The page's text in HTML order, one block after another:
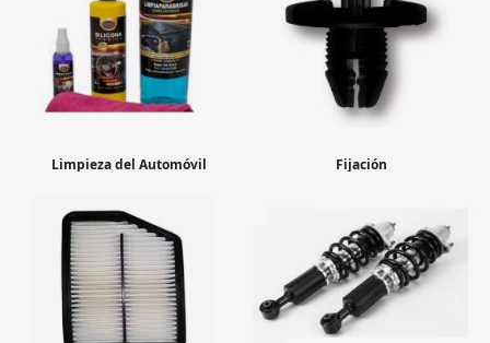
Limpieza del Automóvil Fijación